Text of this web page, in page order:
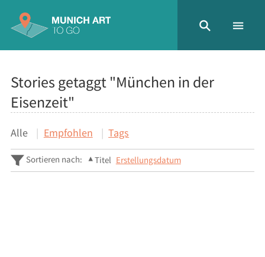
Stories getaggt "München in der
Eisenzeit"
Alle Empfohlen Tags
Sortieren nach: Titel Erstellungsdatum